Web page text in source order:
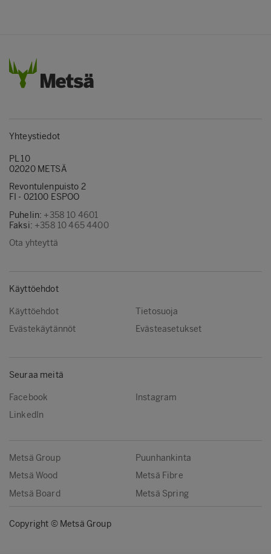
Yhteystiedot
PL 10
02020 METSÄ
Revontulenpuisto 2
FI - 02100 ESPOO
Puhelin: +358 10 4601
Faksi: +358 10 465 4400
Ota yhteyttä
Käyttöehdot
Käyttöehdot
Tietosuoja
Evästekäytännöt
Evästeasetukset
Seuraa meitä
Facebook
Instagram
LinkedIn
Metsä Group
Puunhankinta
Metsä Wood
Metsä Fibre
Metsä Board
Metsä Spring
Copyright © Metsä Group